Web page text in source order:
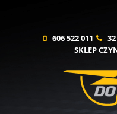
606 522 011
SKLEP